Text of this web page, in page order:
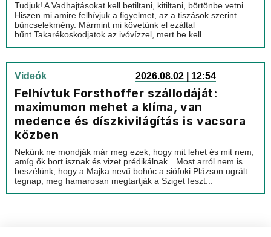
Tudjuk! A Vadhajtásokat kell betiltani, kitiltani, börtönbe vetni.
Hiszen mi amire felhívjuk a figyelmet, az a tiszások szerint
bűncselekmény. Mármint mi követünk el ezáltal
bűnt.Takarékoskodjatok az ivóvízzel, mert be kell...
Videók 2026.08.02 | 12:54
Felhívtuk Forsthoffer szállodáját:
maximumon mehet a klíma, van
medence és díszkivilágítás is vacsora
közben
Nekünk ne mondják már meg ezek, hogy mit lehet és mit nem,
amíg ők bort isznak és vizet prédikálnak…Most arról nem is
beszélünk, hogy a Majka nevű bohóc a siófoki Plázson ugrált
tegnap, meg hamarosan megtartják a Sziget feszt...